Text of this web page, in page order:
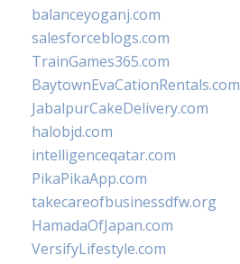
balanceyoganj.com
salesforceblogs.com
TrainGames365.com
BaytownEvaCationRentals.com
JabalpurCakeDelivery.com
halobjd.com
intelligenceqatar.com
PikaPikaApp.com
takecareofbusinessdfw.org
HamadaOfJapan.com
VersifyLifestyle.com